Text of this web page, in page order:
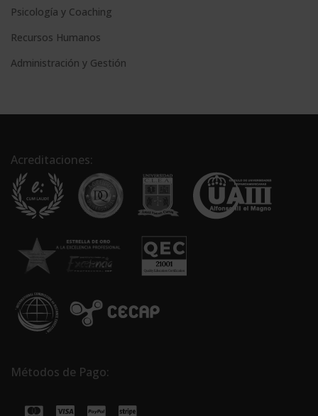
Psicología y Coaching
Recursos Humanos
Administración y Gestión
Acreditaciones:
Métodos de Pago: